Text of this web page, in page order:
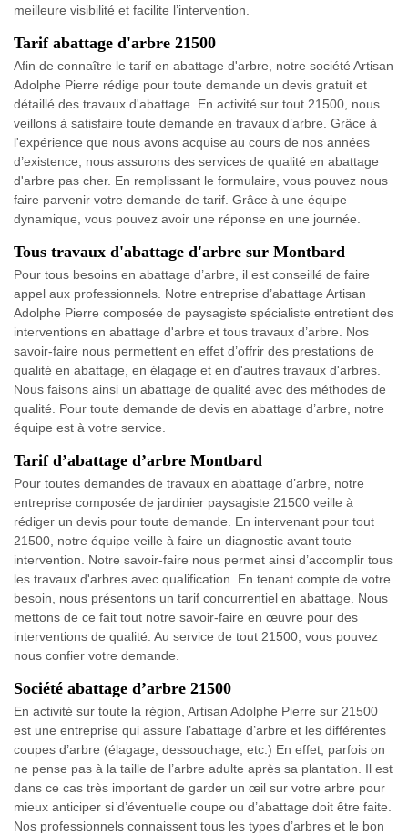
meilleure visibilité et facilite l’intervention.
Tarif abattage d'arbre 21500
Afin de connaître le tarif en abattage d'arbre, notre société Artisan
Adolphe Pierre rédige pour toute demande un devis gratuit et
détaillé des travaux d'abattage. En activité sur tout 21500, nous
veillons à satisfaire toute demande en travaux d’arbre. Grâce à
l'expérience que nous avons acquise au cours de nos années
d’existence, nous assurons des services de qualité en abattage
d'arbre pas cher. En remplissant le formulaire, vous pouvez nous
faire parvenir votre demande de tarif. Grâce à une équipe
dynamique, vous pouvez avoir une réponse en une journée.
Tous travaux d'abattage d'arbre sur Montbard
Pour tous besoins en abattage d’arbre, il est conseillé de faire
appel aux professionnels. Notre entreprise d’abattage Artisan
Adolphe Pierre composée de paysagiste spécialiste entretient des
interventions en abattage d'arbre et tous travaux d’arbre. Nos
savoir-faire nous permettent en effet d’offrir des prestations de
qualité en abattage, en élagage et en d'autres travaux d'arbres.
Nous faisons ainsi un abattage de qualité avec des méthodes de
qualité. Pour toute demande de devis en abattage d’arbre, notre
équipe est à votre service.
Tarif d’abattage d’arbre Montbard
Pour toutes demandes de travaux en abattage d’arbre, notre
entreprise composée de jardinier paysagiste 21500 veille à
rédiger un devis pour toute demande. En intervenant pour tout
21500, notre équipe veille à faire un diagnostic avant toute
intervention. Notre savoir-faire nous permet ainsi d’accomplir tous
les travaux d'arbres avec qualification. En tenant compte de votre
besoin, nous présentons un tarif concurrentiel en abattage. Nous
mettons de ce fait tout notre savoir-faire en œuvre pour des
interventions de qualité. Au service de tout 21500, vous pouvez
nous confier votre demande.
Société abattage d’arbre 21500
En activité sur toute la région, Artisan Adolphe Pierre sur 21500
est une entreprise qui assure l’abattage d’arbre et les différentes
coupes d’arbre (élagage, dessouchage, etc.) En effet, parfois on
ne pense pas à la taille de l’arbre adulte après sa plantation. Il est
dans ce cas très important de garder un œil sur votre arbre pour
mieux anticiper si d’éventuelle coupe ou d’abattage doit être faite.
Nos professionnels connaissent tous les types d’arbres et le bon